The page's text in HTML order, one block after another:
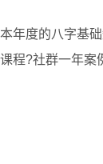
度的八字基
程?社群一年